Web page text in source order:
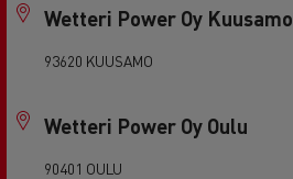
Wetteri Power Oy Kuusamo
93620 KUUSAMO
Wetteri Power Oy Oulu
90401 OULU